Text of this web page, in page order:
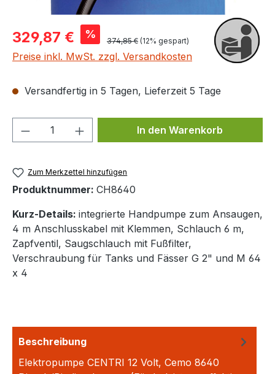
Verkaufspreis:
329,87 € % Regulärer Preis:
374,85 € (12% gespart)
Preise inkl. MwSt. zzgl. Versandkosten
Versandfertig in 5 Tagen, Lieferzeit 5 Tage
Produkt Anzahl: Gib denIn den Warenkorb
Zum Merkzettel hinzufügen
Produktnummer: CH8640
Kurz-Details: integrierte Handpumpe zum Ansaugen,
4 m Anschlusskabel mit Klemmen, Schlauch 6 m,
Zapfventil, Saugschlauch mit Fußfilter,
Verschraubung für Tanks und Fässer G 2" und M 64
x 4
Beschreibung
Elektropumpe CENTRI 12 Volt, Cemo 8640